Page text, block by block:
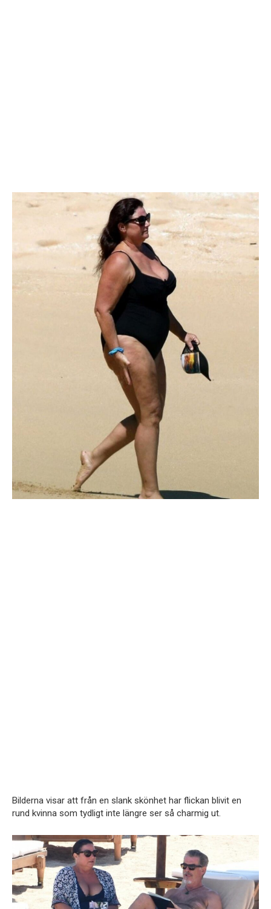
Bilderna visar att från en slank skönhet har flickan blivit en
rund kvinna som tydligt inte längre ser så charmig ut.